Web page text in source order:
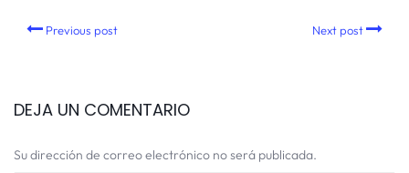
Previous post Next post
DEJA UN COMENTARIO
Su dirección de correo electrónico no será publicada.